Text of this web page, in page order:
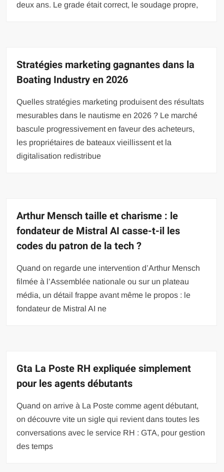
deux ans. Le grade était correct, le soudage propre,
Stratégies marketing gagnantes dans la
Boating Industry en 2026
Quelles stratégies marketing produisent des résultats
mesurables dans le nautisme en 2026 ? Le marché
bascule progressivement en faveur des acheteurs,
les propriétaires de bateaux vieillissent et la
digitalisation redistribue
Arthur Mensch taille et charisme : le
fondateur de Mistral AI casse-t-il les
codes du patron de la tech ?
Quand on regarde une intervention d’Arthur Mensch
filmée à l’Assemblée nationale ou sur un plateau
média, un détail frappe avant même le propos : le
fondateur de Mistral AI ne
Gta La Poste RH expliquée simplement
pour les agents débutants
Quand on arrive à La Poste comme agent débutant,
on découvre vite un sigle qui revient dans toutes les
conversations avec le service RH : GTA, pour gestion
des temps